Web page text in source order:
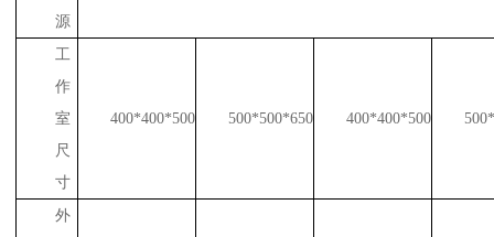
源
工
作
室
尺
寸
400*400*500 500*500*650 400*400*500
外